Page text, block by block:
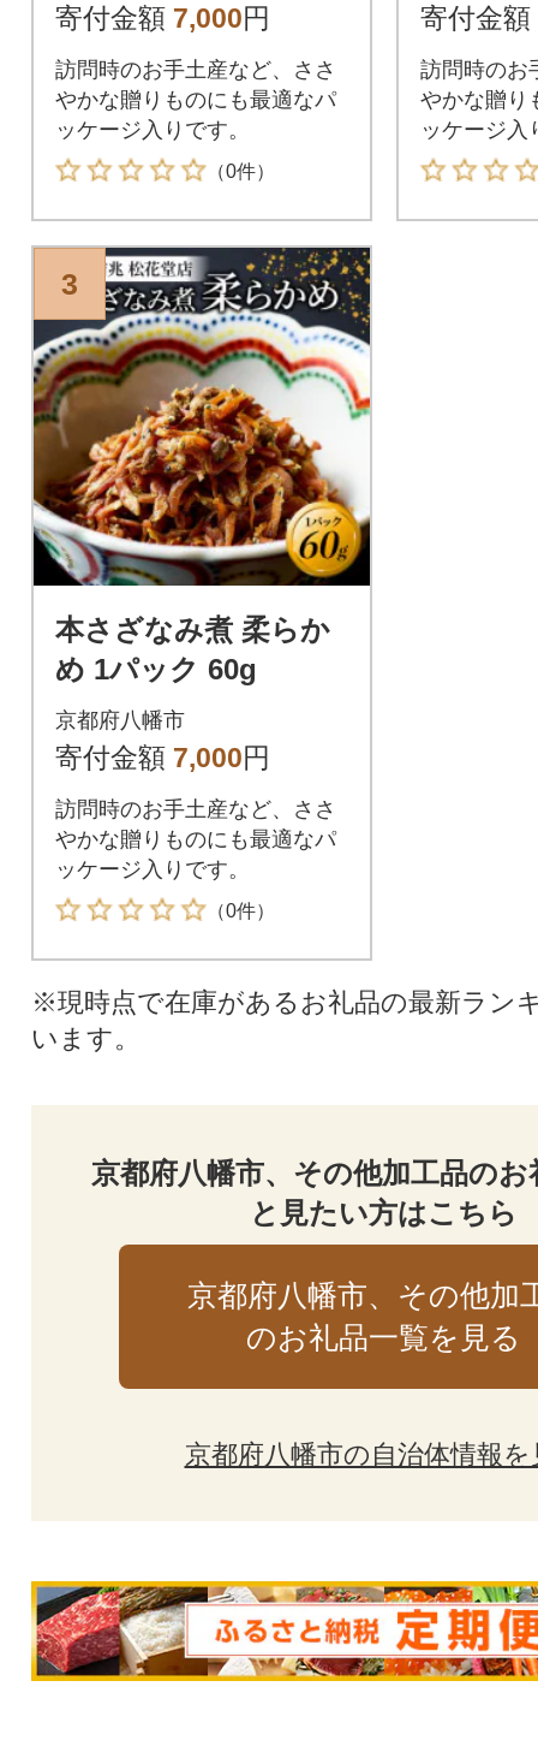
寄付金額 7,000円
訪問時のお手土産など、ささ
やかな贈りものにも最適なパ
ッケージ入りです。
（0件）
寄付金額
訪問時のお
やかな贈り
ッケージ入
3
本さざなみ煮 柔らか
め 1パック 60g
京都府八幡市
寄付金額 7,000円
訪問時のお手土産など、ささ
やかな贈りものにも最適なパ
ッケージ入りです。
（0件）
※現時点で在庫があるお礼品の最新ラン
います。
京都府八幡市、その他加工品の
と見たい方はこちら
京都府八幡市、その他加
のお礼品一覧を見る
京都府八幡市の自治体情報を